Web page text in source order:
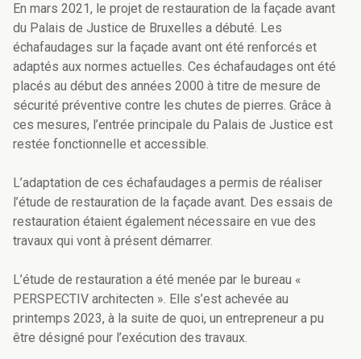
En mars 2021, le projet de restauration de la façade avant
du Palais de Justice de Bruxelles a débuté. Les
échafaudages sur la façade avant ont été renforcés et
adaptés aux normes actuelles. Ces échafaudages ont été
placés au début des années 2000 à titre de mesure de
sécurité préventive contre les chutes de pierres. Grâce à
ces mesures, l’entrée principale du Palais de Justice est
restée fonctionnelle et accessible.
L’adaptation de ces échafaudages a permis de réaliser
l’étude de restauration de la façade avant. Des essais de
restauration étaient également nécessaire en vue des
travaux qui vont à présent démarrer.
L’étude de restauration a été menée par le bureau «
PERSPECTIV architecten ». Elle s’est achevée au
printemps 2023, à la suite de quoi, un entrepreneur a pu
être désigné pour l’exécution des travaux.